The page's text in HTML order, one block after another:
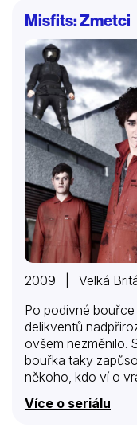
Misfits: Zmetci
2009 | Velká
Po podivné
delikventů
ovšem nezměnilo.
bouřka taky
někoho, kdo ví o
Více o seriálu